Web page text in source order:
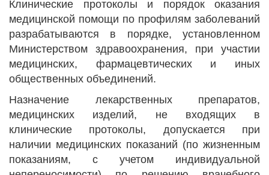
Клинические протоколы и порядок оказания
медицинской помощи по профилям заболеваний
разрабатываются в порядке, установленном
Министерством здравоохранения, при участии
медицинских, фармацевтических и иных
общественных объединений.
Назначение лекарственных препаратов,
медицинских изделий, не входящих в
клинические протоколы, допускается при
наличии медицинских показаний (по жизненным
показаниям, с учетом индивидуальной